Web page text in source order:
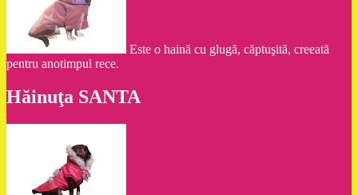
Este o haină cu glugă, căptuşită, creeată
pentru anotimpul rece.
Hăinuţa SANTA